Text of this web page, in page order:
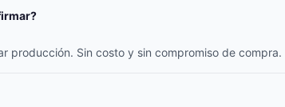
producción. Sin costo y sin compromiso de compra.